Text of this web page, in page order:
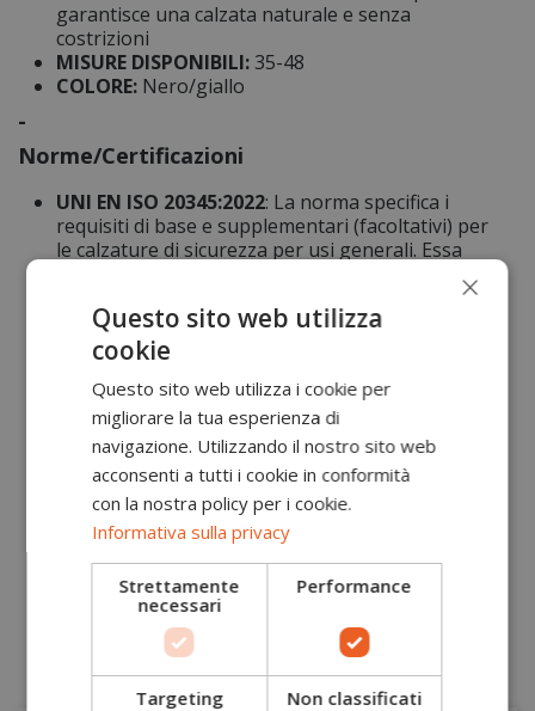
garantisce una calzata naturale e senza
costrizioni
MISURE DISPONIBILI:35-48
COLORE: Nero/giallo
-
Norme/Certificazioni
UNI EN ISO 20345:2022: La norma specifica i
requisiti di base e supplementari (facoltativi) per
le calzature di sicurezza per usi generali. Essa
include, per esempio, rischi meccanici, resistenza
allo scivolamento, rischi termici e comportamento
ergonomico.
CEI EN 61340 - ESD:
caratteristiche per la protezione da componenti e
apparecchi elettronici che possono subire danni
derivati dalle scariche elettrostatiche.
DGUV 112-191:
La norma tedesca DGUV REGEL
112/191 regola dispositivi di protezione di piede e
ginocchio dotati di plantare ortopedico. Le
calzature da lavoro omologate secondo questa
direttiva consentono l’utilizzo di presidi ortopedici
che mantengono inalterati i requisiti relativi alla
normativa EN ISO 20345.
×
Questo sito web utilizza
cookie
Questo sito web utilizza i cookie per
migliorare la tua esperienza di
navigazione. Utilizzando il nostro sito web
acconsenti a tutti i cookie in conformità
con la nostra policy per i cookie.
Informativa sulla privacy
Strettamente
necessari
Performance
Targeting Non classificati